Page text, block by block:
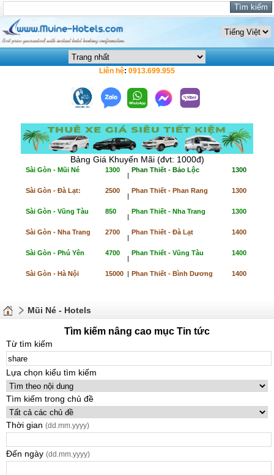
Liên hệ: 0913.699.955
Bảng Giá Khuyến Mãi (đvt: 1000đ)
Sài Gòn - Mũi Né 1300
|
Phan Thiết - Bảo Lộc 1300
Sài Gòn - Đà Lạt: 2500
|
Phan Thiết - Phan Rang 1300
Sài Gòn - Vũng Tàu 850
|
Phan Thiết - Nha Trang 1300
Sài Gòn - Nha Trang 2700
|
Phan Thiết - Đà Lạt 1400
Sài Gòn - Phú Yên 4700
|
Phan Thiết - Vũng Tàu 1400
Sài Gòn - Hà Nội 15000 | Phan Thiết - Bình Dương 1400
Mũi Né - Hotels
Tìm kiếm nâng cao mục Tin tức
Từ tìm kiếm
Lựa chọn kiểu tìm kiếm
Tìm kiếm trong chủ đề
Thời gian (dd.mm.yyyy)
Đến ngày (dd.mm.yyyy)